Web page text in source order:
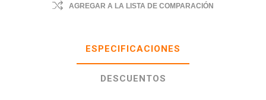
AGREGAR A LA LISTA DE COMPARACIÓN
ESPECIFICACIONES
DESCUENTOS